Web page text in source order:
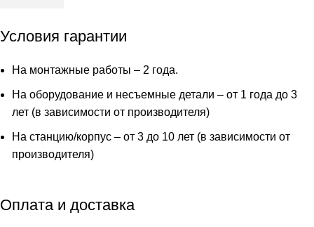
Условия гарантии
На монтажные работы – 2 года.
На оборудование и несъемные детали – от 1 года до 3
лет (в зависимости от производителя)
На станцию/корпус – от 3 до 10 лет (в зависимости от
производителя)
Оплата и доставка